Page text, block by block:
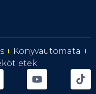
Könyvautomata